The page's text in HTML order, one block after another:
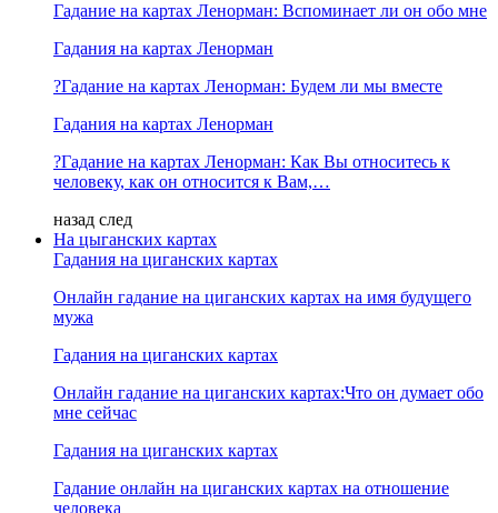
Гадание на картах Ленорман: Вспоминает ли он обо мне
Гадания на картах Ленорман
?Гадание на картах Ленорман: Будем ли мы вместе
Гадания на картах Ленорман
?Гадание на картах Ленорман: Как Вы относитесь к
человеку, как он относится к Вам,…
назад след
На цыганских картах
Гадания на циганских картах
Онлайн гадание на циганских картах на имя будущего
мужа
Гадания на циганских картах
Онлайн гадание на циганских картах:Что он думает обо
мне сейчас
Гадания на циганских картах
Гадание онлайн на циганских картах на отношение
человека